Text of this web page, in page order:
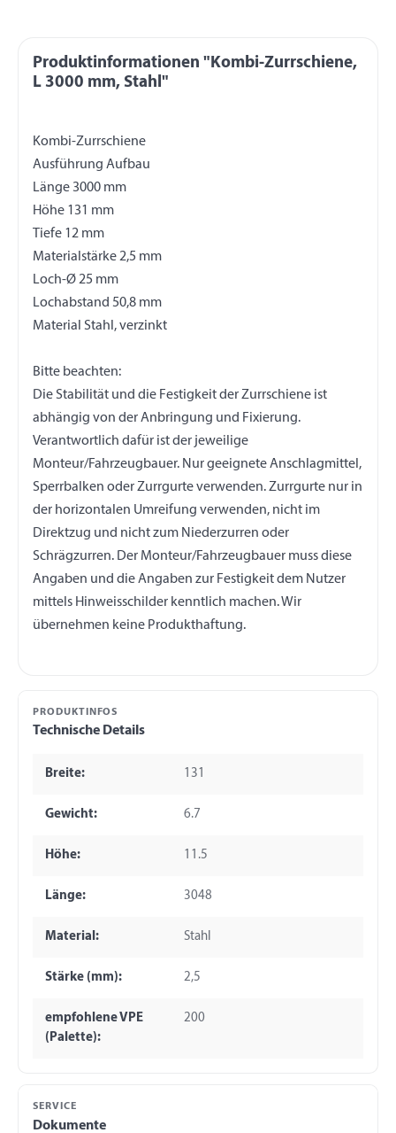
Produktinformationen "Kombi-Zurrschiene,
L 3000 mm, Stahl"
Kombi-Zurrschiene
Ausführung Aufbau
Länge 3000 mm
Höhe 131 mm
Tiefe 12 mm
Materialstärke 2,5 mm
Loch-Ø 25 mm
Lochabstand 50,8 mm
Material Stahl, verzinkt
Bitte beachten:
Die Stabilität und die Festigkeit der Zurrschiene ist
abhängig von der Anbringung und Fixierung.
Verantwortlich dafür ist der jeweilige
Monteur/Fahrzeugbauer. Nur geeignete Anschlagmittel,
Sperrbalken oder Zurrgurte verwenden. Zurrgurte nur in
der horizontalen Umreifung verwenden, nicht im
Direktzug und nicht zum Niederzurren oder
Schrägzurren. Der Monteur/Fahrzeugbauer muss diese
Angaben und die Angaben zur Festigkeit dem Nutzer
mittels Hinweisschilder kenntlich machen. Wir
PRODUKTINFOS
Technische Details
Breite: 131
Gewicht: 6.7
Höhe: 11.5
Länge: 3048
Material: Stahl
Stärke (mm): 2,5
empfohlene VPE
(Palette):
200
SERVICE
Dokumente